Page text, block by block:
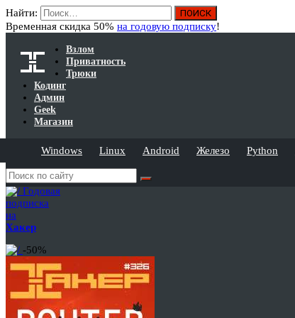
Найти:
Временная скидка 50% на годовую подписку!
Взлом
Приватность
Трюки
Кодинг
Админ
Geek
Магазин
Windows Linux Android Железо Python
Годовая
подписка
на
Хакер
-50%